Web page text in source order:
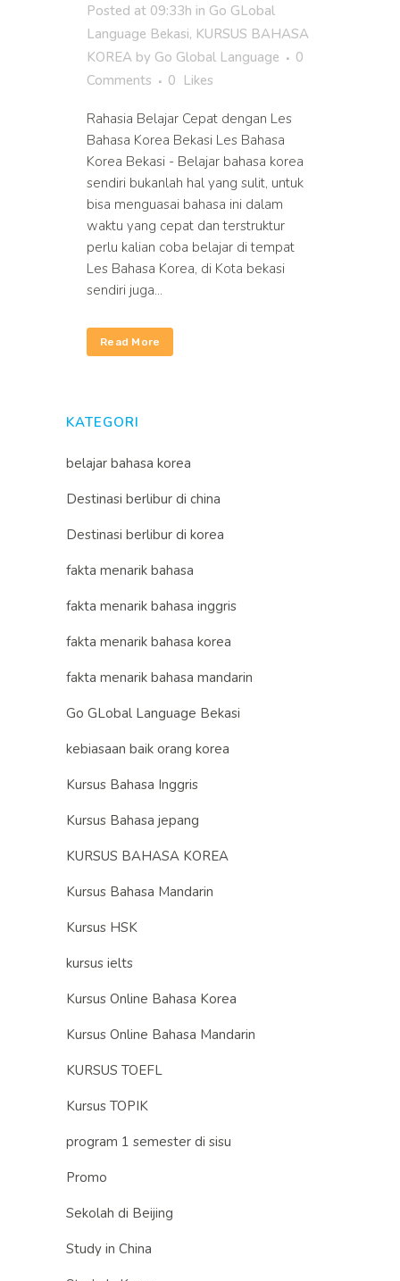
Posted at 09:33h in Go GLobal
Language Bekasi, KURSUS BAHASA
KOREA by Go Global Language
0
Comments
0 Likes
Rahasia Belajar Cepat dengan Les
Bahasa Korea Bekasi Les Bahasa
Korea Bekasi - Belajar bahasa korea
sendiri bukanlah hal yang sulit, untuk
bisa menguasai bahasa ini dalam
waktu yang cepat dan terstruktur
perlu kalian coba belajar di tempat
Les Bahasa Korea, di Kota bekasi
sendiri juga...
Read More
KATEGORI
belajar bahasa korea
Destinasi berlibur di china
Destinasi berlibur di korea
fakta menarik bahasa
fakta menarik bahasa inggris
fakta menarik bahasa korea
fakta menarik bahasa mandarin
Go GLobal Language Bekasi
kebiasaan baik orang korea
Kursus Bahasa Inggris
Kursus Bahasa jepang
KURSUS BAHASA KOREA
Kursus Bahasa Mandarin
Kursus HSK
kursus ielts
Kursus Online Bahasa Korea
Kursus Online Bahasa Mandarin
KURSUS TOEFL
Kursus TOPIK
program 1 semester di sisu
Promo
Sekolah di Beijing
Study in China